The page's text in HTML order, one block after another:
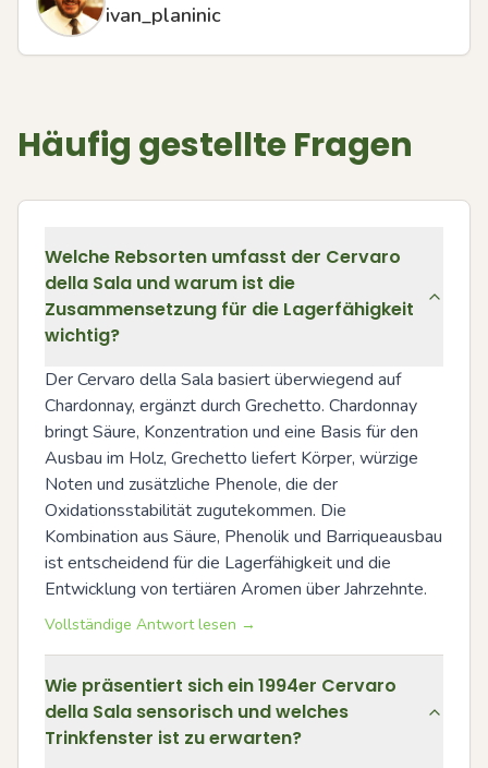
ivan_planinic
Häufig gestellte Fragen
Welche Rebsorten umfasst der Cervaro
della Sala und warum ist die
Zusammensetzung für die Lagerfähigkeit
wichtig?
Der Cervaro della Sala basiert überwiegend auf
Chardonnay, ergänzt durch Grechetto. Chardonnay
bringt Säure, Konzentration und eine Basis für den
Ausbau im Holz, Grechetto liefert Körper, würzige
Noten und zusätzliche Phenole, die der
Oxidationsstabilität zugutekommen. Die
Kombination aus Säure, Phenolik und Barriqueausbau
ist entscheidend für die Lagerfähigkeit und die
Entwicklung von tertiären Aromen über Jahrzehnte.
Vollständige Antwort lesen →
Wie präsentiert sich ein 1994er Cervaro
della Sala sensorisch und welches
Trinkfenster ist zu erwarten?